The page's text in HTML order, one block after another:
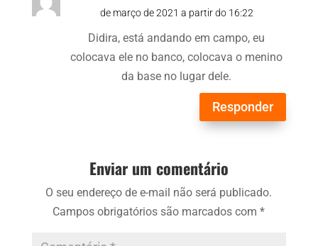
de março de 2021 a partir do 16:22
Didira, está andando em campo, eu
colocava ele no banco, colocava o menino
da base no lugar dele.
Responder
Enviar um comentário
O seu endereço de e-mail não será publicado.
Campos obrigatórios são marcados com*